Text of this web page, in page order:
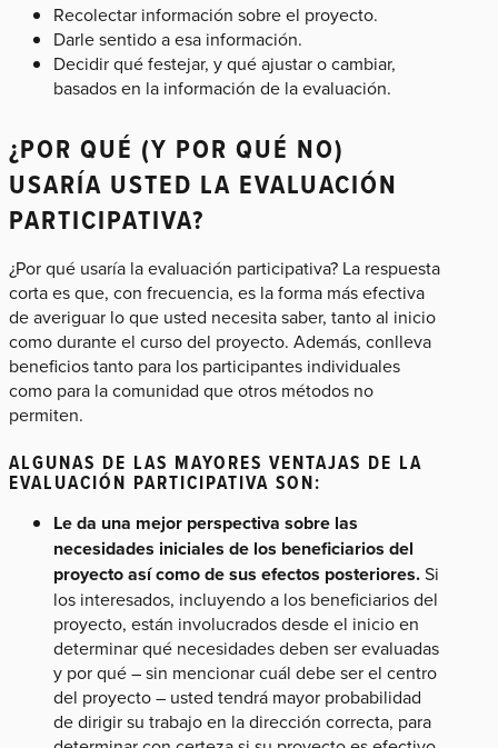
Recolectar información sobre el proyecto.
Darle sentido a esa información.
Decidir qué festejar, y qué ajustar o cambiar,
basados en la información de la evaluación.
¿POR QUÉ (Y POR QUÉ NO)
USARÍA USTED LA EVALUACIÓN
PARTICIPATIVA?
¿Por qué usaría la evaluación participativa? La respuesta
corta es que, con frecuencia, es la forma más efectiva
de averiguar lo que usted necesita saber, tanto al inicio
como durante el curso del proyecto. Además, conlleva
beneficios tanto para los participantes individuales
como para la comunidad que otros métodos no
permiten.
ALGUNAS DE LAS MAYORES VENTAJAS DE LA
EVALUACIÓN PARTICIPATIVA SON:
Le da una mejor perspectiva sobre las
necesidades iniciales de los beneficiarios del
proyecto así como de sus efectos posteriores.Si
los interesados, incluyendo a los beneficiarios del
proyecto, están involucrados desde el inicio en
determinar qué necesidades deben ser evaluadas
y por qué – sin mencionar cuál debe ser el centro
del proyecto – usted tendrá mayor probabilidad
de dirigir su trabajo en la dirección correcta, para